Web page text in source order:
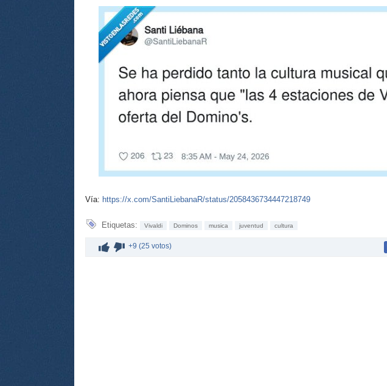
Vía: https://x.com/SantiLiebanaR/status/2058436734447218749
Etiquetas: Vivaldi Dominos musica juventud cultura
+9 (25 votos)